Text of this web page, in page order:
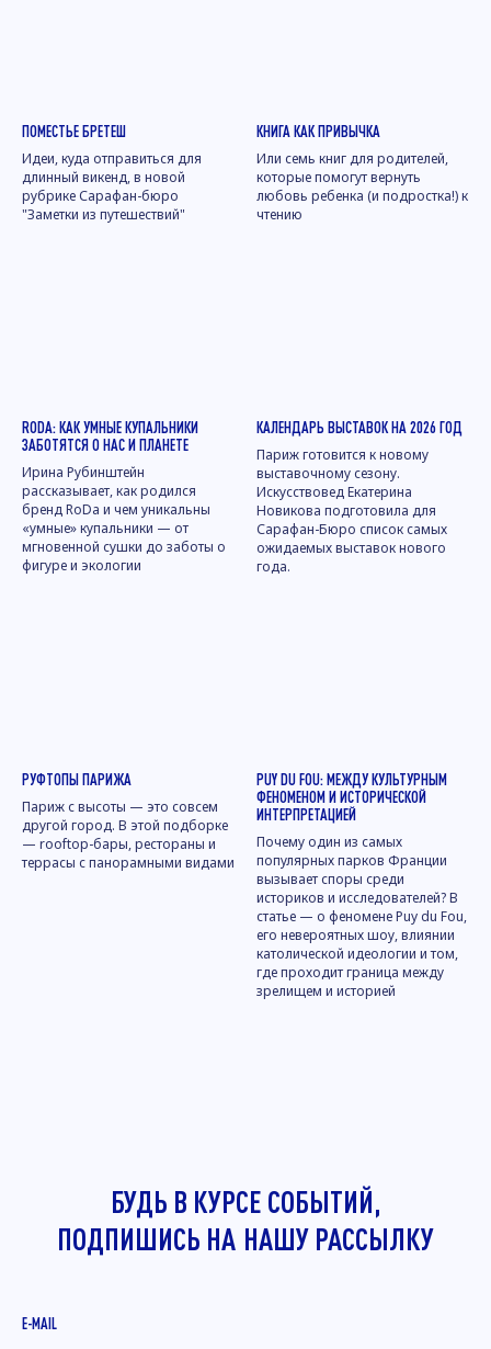
ПОМЕСТЬЕ БРЕТЕШ
Идеи, куда отправиться для
длинный викенд, в новой
рубрике Сарафан-бюро
"Заметки из путешествий"
КНИГА КАК ПРИВЫЧКА
Или семь книг для родителей,
которые помогут вернуть
любовь ребенка (и подростка!) к
чтению
RODA: КАК УМНЫЕ КУПАЛЬНИКИ
ЗАБОТЯТСЯ О НАС И ПЛАНЕТЕ
Ирина Рубинштейн
рассказывает, как родился
бренд RoDa и чем уникальны
«умные» купальники — от
мгновенной сушки до заботы о
фигуре и экологии
КАЛЕНДАРЬ ВЫСТАВОК НА 2026 ГОД
Париж готовится к новому
выставочному сезону.
Искусствовед Екатерина
Новикова подготовила для
Сарафан-Бюро список самых
ожидаемых выставок нового
года.
РУФТОПЫ ПАРИЖА
Париж с высоты — это совсем
другой город. В этой подборке
— rooftop-бары, рестораны и
террасы с панорамными видами
PUY DU FOU: МЕЖДУ КУЛЬТУРНЫМ
ФЕНОМЕНОМ И ИСТОРИЧЕСКОЙ
ИНТЕРПРЕТАЦИЕЙ
Почему один из самых
популярных парков Франции
вызывает споры среди
историков и исследователей? В
статье — о феномене Puy du Fou,
его невероятных шоу, влиянии
католической идеологии и том,
где проходит граница между
зрелищем и историей
БУДЬ В КУРСЕ СОБЫТИЙ,
ПОДПИШИСЬ НА НАШУ РАССЫЛКУ
E-MAIL